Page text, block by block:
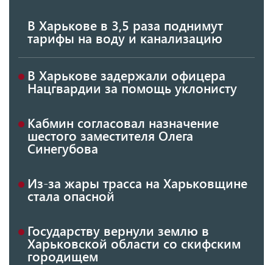
В Харькове в 3,5 раза поднимут
тарифы на воду и канализацию
В Харькове задержали офицера
Нацгвардии за помощь уклонисту
Кабмин согласовал назначение
шестого заместителя Олега
Синегубова
Из-за жары трасса на Харьковщине
стала опасной
Государству вернули землю в
Харьковской области со скифским
городищем